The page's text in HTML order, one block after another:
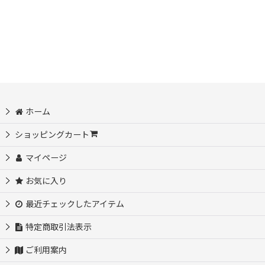
ホーム
ショッピングカート
マイページ
お気に入り
最近チェックしたアイテム
特定商取引法表示
ご利用案内